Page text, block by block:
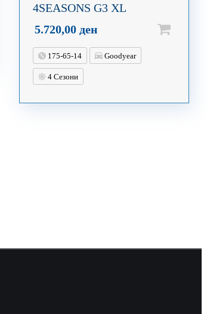
4SEASONS G3 XL
5.720,00 ден
175-65-14 Goodyear
4 Сезони